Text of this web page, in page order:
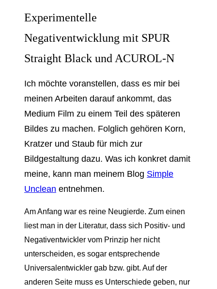
Experimentelle
Negativentwicklung mit SPUR
Straight Black und ACUROL-N
Ich möchte voranstellen, dass es mir bei
meinen Arbeiten darauf ankommt, das
Medium Film zu einem Teil des späteren
Bildes zu machen. Folglich gehören Korn,
Kratzer und Staub für mich zur
Bildgestaltung dazu. Was ich konkret damit
meine, kann man meinem Blog Simple
Unclean entnehmen.
Am Anfang war es reine Neugierde. Zum einen
liest man in der Literatur, dass sich Positiv- und
Negativentwickler vom Prinzip her nicht
unterscheiden, es sogar entsprechende
Universalentwickler gab bzw. gibt. Auf der
anderen Seite muss es Unterschiede geben, nur